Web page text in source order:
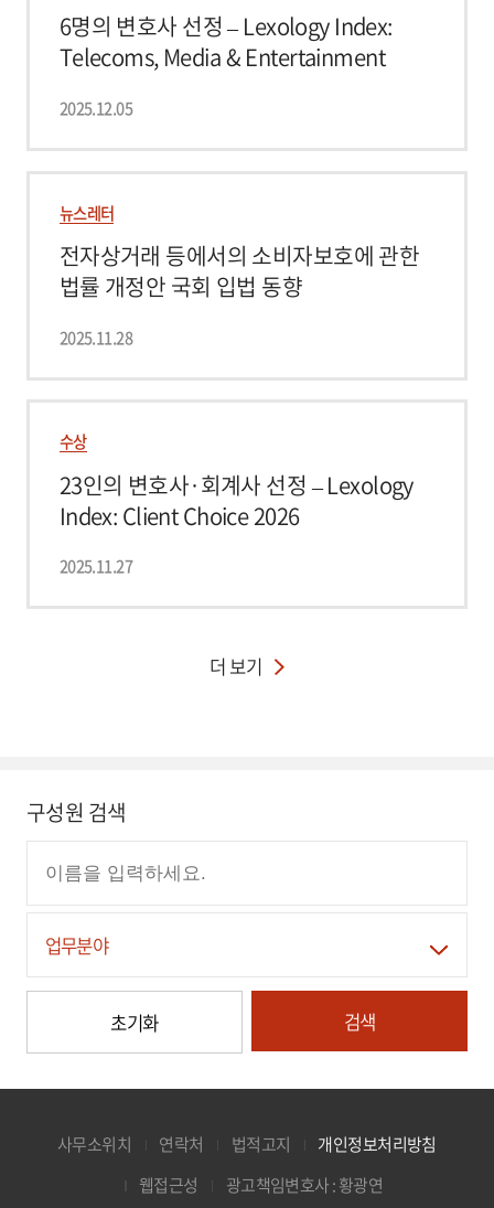
6명의 변호사 선정 – Lexology Index:
Telecoms, Media & Entertainment
2025.12.05
뉴스레터
전자상거래 등에서의 소비자보호에 관한
법률 개정안 국회 입법 동향
2025.11.28
수상
23인의 변호사·회계사 선정 – Lexology
Index: Client Choice 2026
2025.11.27
더 보기
구성원 검색
업무분야
초기화 검색
사무소위치 연락처 법적고지
개인정보처리방침
웹접근성
광고책임변호사 : 황광연